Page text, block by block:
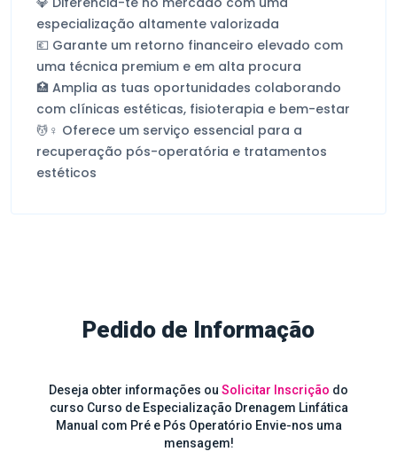
💎
especialização altamente valorizada
💶 Garante um retorno financeiro elevado com
uma técnica premium e em alta procura
🏥 Amplia as tuas oportunidades colaborando
com clínicas estéticas, fisioterapia e bem-estar
💆 ♀ Oferece um serviço essencial para a
recuperação pós-operatória e tratamentos
estéticos
Pedido de Informação
Deseja obter informações ou Solicitar Inscrição do
curso Curso de Especialização Drenagem Linfática
Manual com Pré e Pós Operatório Envie-nos uma
mensagem!